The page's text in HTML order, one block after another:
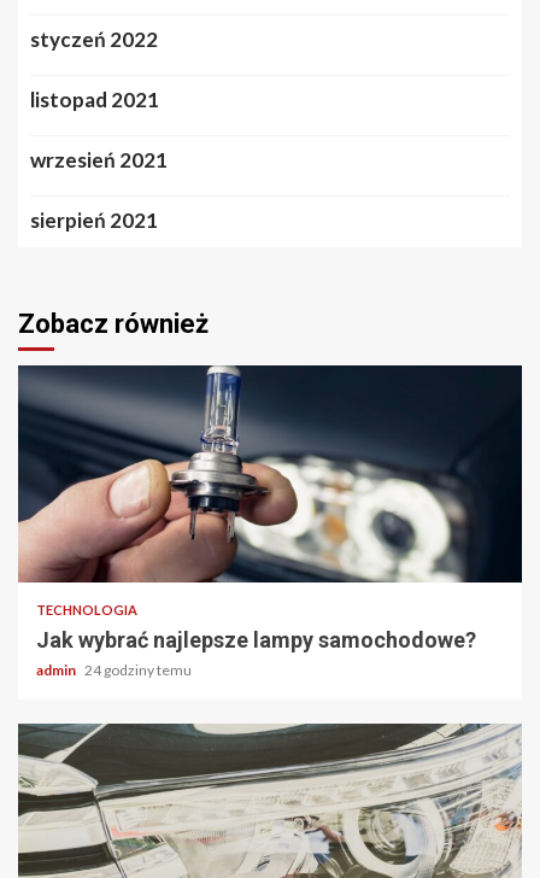
styczeń 2022
listopad 2021
wrzesień 2021
sierpień 2021
Zobacz również
2 min odczytu
TECHNOLOGIA
Jak wybrać najlepsze lampy samochodowe?
admin 24 godziny temu